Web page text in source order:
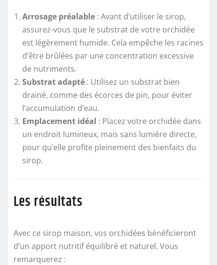
Arrosage préalable : Avant d’utiliser le sirop,
assurez-vous que le substrat de votre orchidée
est légèrement humide. Cela empêche les racines
d’être brûlées par une concentration excessive
de nutriments.
Substrat adapté : Utilisez un substrat bien
drainé, comme des écorces de pin, pour éviter
l’accumulation d’eau.
Emplacement idéal : Placez votre orchidée dans
un endroit lumineux, mais sans lumière directe,
pour qu’elle profite pleinement des bienfaits du
sirop.
Les résultats
Avec ce sirop maison, vos orchidées bénéficieront
d’un apport nutritif équilibré et naturel. Vous
remarquerez :